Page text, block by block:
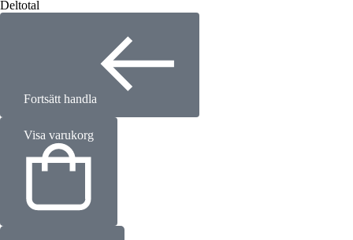
Deltotal
Fortsätt handla
Visa varukorg